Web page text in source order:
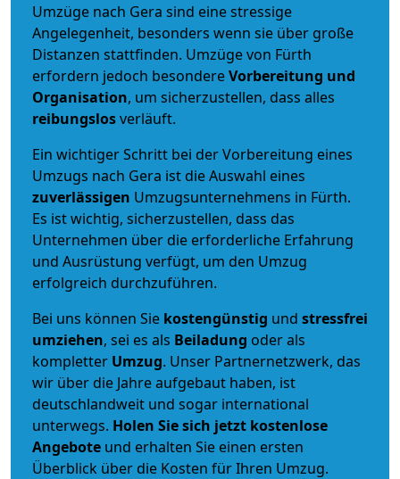
Umzüge nach Gera sind eine stressige
Angelegenheit, besonders wenn sie über große
Distanzen stattfinden. Umzüge von Fürth
erfordern jedoch besondereVorbereitung und
Organisation, um sicherzustellen, dass alles
reibungslosverläuft.
Ein wichtiger Schritt bei der Vorbereitung eines
Umzugs nach Gera ist die Auswahl eines
zuverlässigen Umzugsunternehmens in Fürth.
Es ist wichtig, sicherzustellen, dass das
Unternehmen über die erforderliche Erfahrung
und Ausrüstung verfügt, um den Umzug
erfolgreich durchzuführen.
Bei uns können Sie kostengünstig und stressfrei
umziehen, sei es als Beiladung oder als
kompletter Umzug. Unser Partnernetzwerk, das
wir über die Jahre aufgebaut haben, ist
deutschlandweit und sogar international
unterwegs. Holen Sie sich jetzt kostenlose
Angebote und erhalten Sie einen ersten
Überblick über die Kosten für Ihren Umzug.